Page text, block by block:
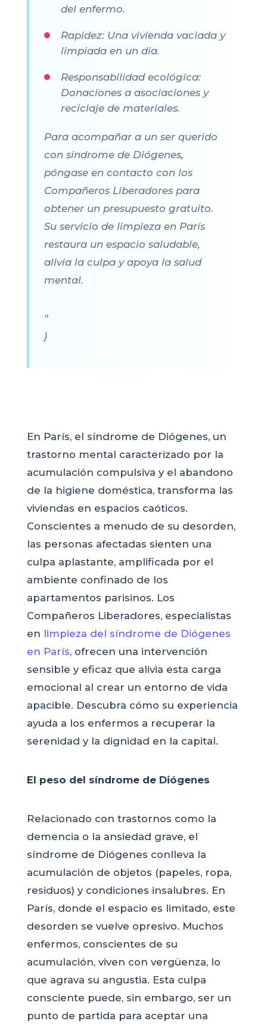
del enfermo.
Rapidez: Una vivienda vaciada y
limpiada en un día.
Responsabilidad ecológica:
Donaciones a asociaciones y
reciclaje de materiales.
Para acompañar a un ser querido
con síndrome de Diógenes,
póngase en contacto con los
Compañeros Liberadores para
obtener un presupuesto gratuito.
Su servicio de limpieza en París
restaura un espacio saludable,
alivia la culpa y apoya la salud
mental.
"
}
En París, el síndrome de Diógenes, un
trastorno mental caracterizado por la
acumulación compulsiva y el abandono
de la higiene doméstica, transforma las
viviendas en espacios caóticos.
Conscientes a menudo de su desorden,
las personas afectadas sienten una
culpa aplastante, amplificada por el
ambiente confinado de los
apartamentos parisinos. Los
Compañeros Liberadores, especialistas
en limpieza del síndrome de Diógenes
en París, ofrecen una intervención
sensible y eficaz que alivia esta carga
emocional al crear un entorno de vida
apacible. Descubra cómo su experiencia
ayuda a los enfermos a recuperar la
serenidad y la dignidad en la capital.
El peso del síndrome de Diógenes
Relacionado con trastornos como la
demencia o la ansiedad grave, el
síndrome de Diógenes conlleva la
acumulación de objetos (papeles, ropa,
residuos) y condiciones insalubres. En
París, donde el espacio es limitado, este
desorden se vuelve opresivo. Muchos
enfermos, conscientes de su
acumulación, viven con vergüenza, lo
que agrava su angustia. Esta culpa
consciente puede, sin embargo, ser un
punto de partida para aceptar una